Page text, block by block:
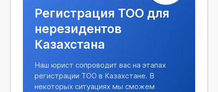
Регистрация ТОО для
нерезидентов
Казахстана
Наш юрист сопроводит вас на этапах
регистрации ТОО в Казахстане. В
некоторых ситуациях мы сможем